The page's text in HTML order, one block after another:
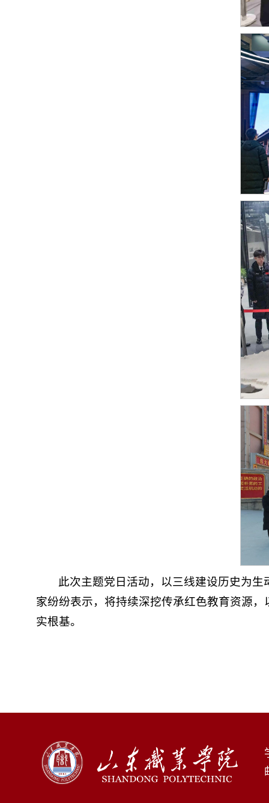
此次主题党日活动，以三线建设历史为
家纷纷表示，将持续深挖传承红色教育资源
实根基。